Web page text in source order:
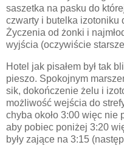
saszetka na pasku do
czwarty i butelka izotoniku
Życzenia od żonki i
wyjścia (oczywiście
Hotel jak pisałem był tak
pieszo. Spokojnym
sik, dokończenie żelu i
możliwość wejścia do
chyba około 3:00 więc nie
aby pobiec poniżej 3:20
były zające na 3:15